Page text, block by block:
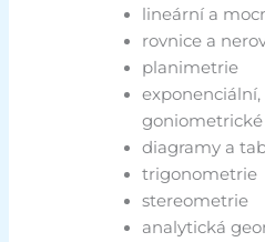
lineární a
rovnice a
planimetrie
diagramy a
trigonometrie
stereometrie
analytická